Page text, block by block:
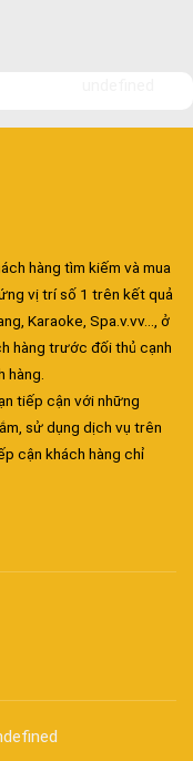
hàng tìm kiếm và mua
vị trí số 1 trên kết quả
Karaoke, Spa.v.vv..., ở
hàng trước đối thủ cạnh
tiếp cận với những
sử dụng dịch vụ trên
cận khách hàng chỉ
đẳng cấp sống
cho phong cách kiến
biên hòa
hòa
biên hòa
hòa
trạch
nhơn trạch
long thành
thành